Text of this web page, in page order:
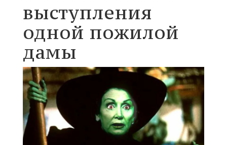
выступления
одной пожилой
дамы